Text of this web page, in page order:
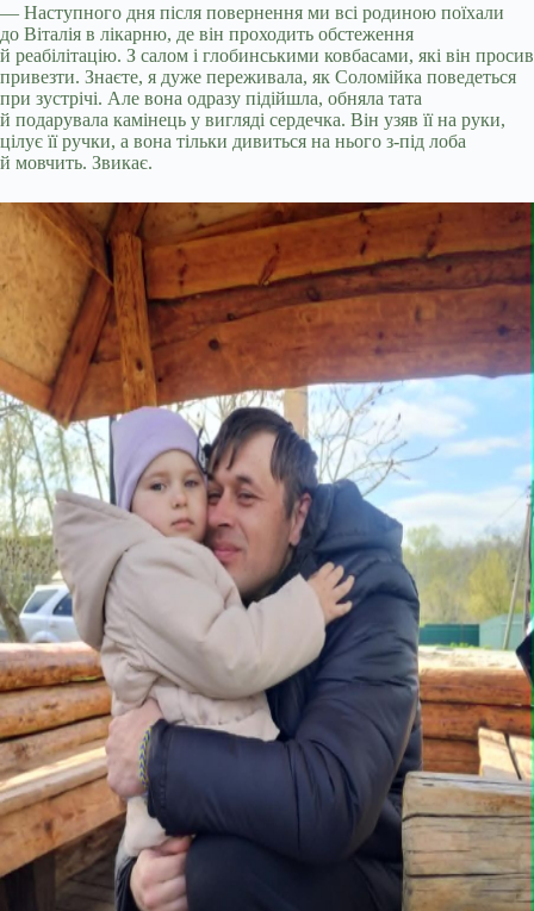
— Наступного дня після повернення ми всі родиною поїхали
до Віталія в лікарню, де він проходить обстеження
й реабілітацію. З салом і глобинськими ковбасами, які він просив
привезти. Знаєте, я дуже переживала, як Соломійка поведеться
при зустрічі. Але вона одразу підійшла, обняла тата
й подарувала камінець у вигляді сердечка. Він узяв її на руки,
цілує її ручки, а вона тільки дивиться на нього з-під лоба
й мовчить. Звикає.